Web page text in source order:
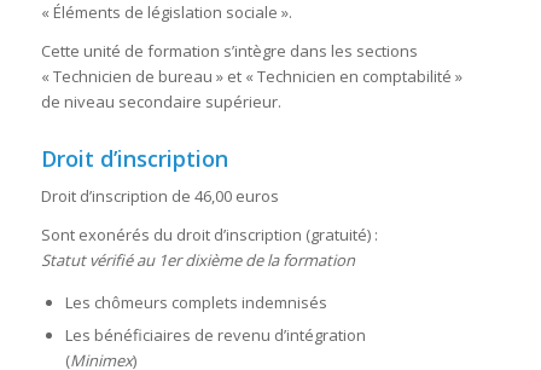
« Éléments de législation sociale ».
Cette unité de formation s’intègre dans les sections
« Technicien de bureau » et « Technicien en comptabilité »
de niveau secondaire supérieur.
Droit d’inscription
Droit d’inscription de 46,00 euros
Sont exonérés du droit d’inscription (gratuité) :
Statut vérifié au 1er dixième de la formation
Les chômeurs complets indemnisés
Les bénéficiaires de revenu d’intégration
(Minimex)